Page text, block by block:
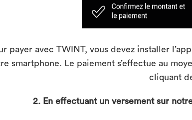
payer avec TWINT, vous devez installer
smartphone. Le paiement s’effectue au
cliquant
2. En effectuant un versement sur